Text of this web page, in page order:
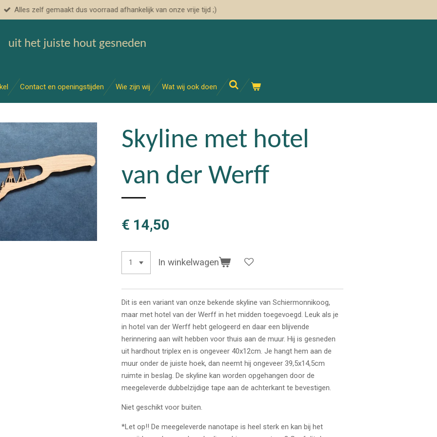
Alles zelf gemaakt dus voorraad afhankelijk van onze vrije tijd ;)
uit het juiste hout gesneden
Contact en openingstijden Wie zijn wij Wat wij ook doen
Skyline met hotel
van der Werff
€ 14,50
In winkelwagen
Dit is een variant van onze bekende skyline van Schiermonnikoog,
maar met hotel van der Werff in het midden toegevoegd. Leuk als je
in hotel van der Werff hebt gelogeerd en daar een blijvende
herinnering aan wilt hebben voor thuis aan de muur. Hij is gesneden
uit hardhout triplex en is ongeveer 40x12cm. Je hangt hem aan de
muur onder de juiste hoek, dan neemt hij ongeveer 39,5x14,5cm
ruimte in beslag. De skyline kan worden opgehangen door de
meegeleverde dubbelzijdige tape aan de achterkant te bevestigen.
Niet geschikt voor buiten.
*Let op!! De meegeleverde nanotape is heel sterk en kan bij het